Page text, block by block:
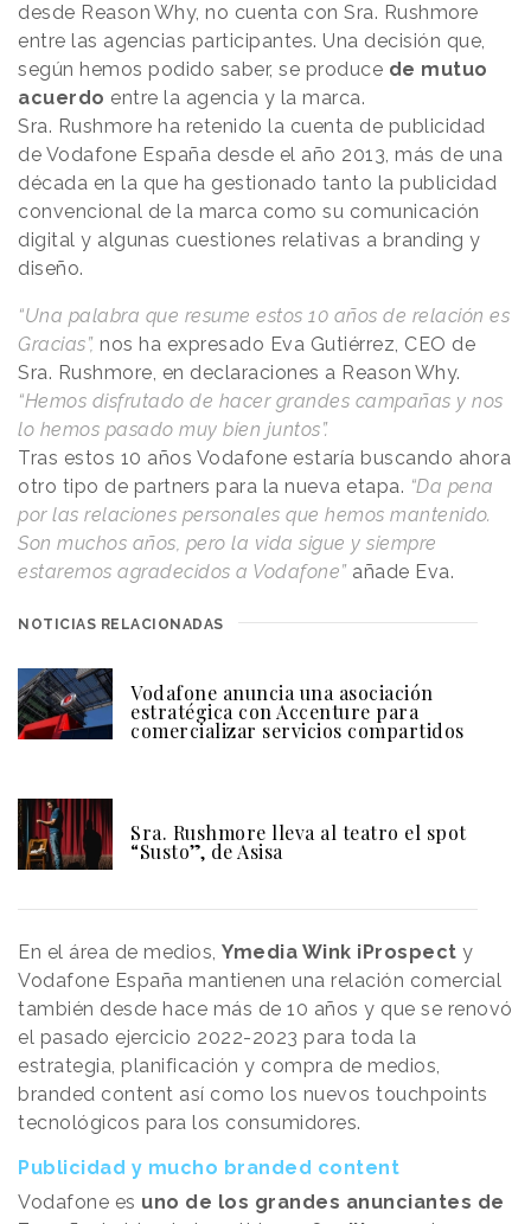
desde Reason Why, no cuenta con Sra. Rushmore
entre las agencias participantes. Una decisión que,
según hemos podido saber, se produce de mutuo
acuerdo entre la agencia y la marca.
Sra. Rushmore ha retenido la cuenta de publicidad
de Vodafone España desde el año 2013, más de una
década en la que ha gestionado tanto la publicidad
convencional de la marca como su comunicación
digital y algunas cuestiones relativas a branding y
diseño.
“Una palabra que resume estos 10 años de relación es
Gracias”, nos ha expresado Eva Gutiérrez, CEO de
Sra. Rushmore, en declaraciones a Reason Why.
“Hemos disfrutado de hacer grandes campañas y nos
lo hemos pasado muy bien juntos”.
Tras estos 10 años Vodafone estaría buscando ahora
otro tipo de partners para la nueva etapa. “Da pena
por las relaciones personales que hemos mantenido.
Son muchos años, pero la vida sigue y siempre
estaremos agradecidos a Vodafone” añade Eva.
NOTICIAS RELACIONADAS
Vodafone anuncia una asociación
estratégica con Accenture para
comercializar servicios compartidos
Sra. Rushmore lleva al teatro el spot
“Susto”, de Asisa
En el área de medios, Ymedia Wink iProspect y
Vodafone España mantienen una relación comercial
también desde hace más de 10 años y que se renovó
el pasado ejercicio 2022-2023 para toda la
estrategia, planificación y compra de medios,
branded content así como los nuevos touchpoints
tecnológicos para los consumidores.
Publicidad y mucho branded content
Vodafone es uno de los grandes anunciantes de